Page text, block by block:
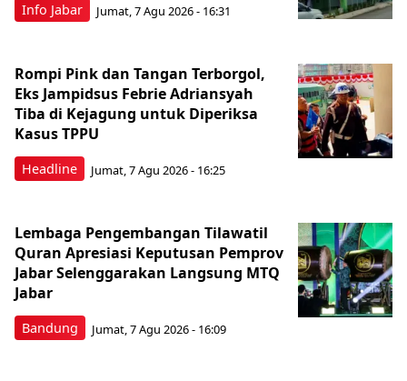
Info Jabar Jumat, 7 Agu 2026 - 16:31
Headline
Rompi Pink dan Tangan Terborgol,
Eks Jampidsus Febrie Adriansyah
Tiba di Kejagung untuk Diperiksa
Kasus TPPU
Jumat, 7 Agu 2026 - 16:25
Bandung
Lembaga Pengembangan Tilawatil
Quran Apresiasi Keputusan Pemprov
Jabar Selenggarakan Langsung MTQ
Jabar
Jumat, 7 Agu 2026 - 16:09